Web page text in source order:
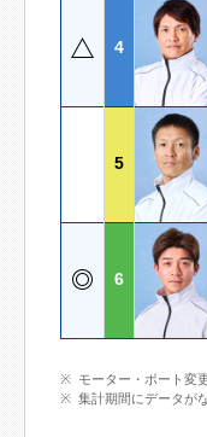
4
5
6
モーター・ボート変
集計期間にデータが